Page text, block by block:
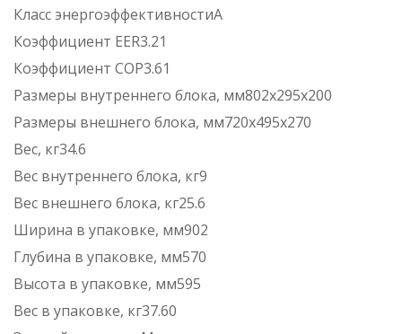
Класс энергоэффективностиA
Коэффициент EER3.21
Коэффициент COP3.61
Размеры внутреннего блока, мм802x295x200
Размеры внешнего блока, мм720x495x270
Вес, кг34.6
Вес внутреннего блока, кг9
Вес внешнего блока, кг25.6
Ширина в упаковке, мм902
Глубина в упаковке, мм570
Высота в упаковке, мм595
Вес в упаковке, кг37.60